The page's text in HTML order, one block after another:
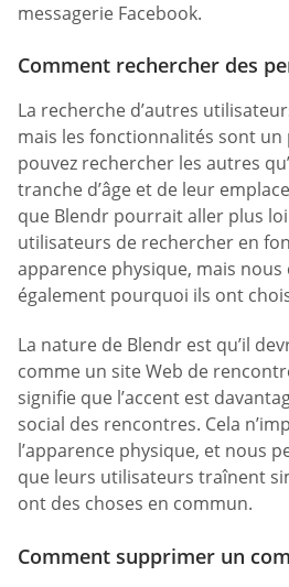
messagerie Facebook.
Comment rechercher des
La recherche d’autres
mais les fonctionnalités sont un
pouvez rechercher les autres
tranche d’âge et de leur
que Blendr pourrait aller plus
utilisateurs de rechercher en
apparence physique, mais
également pourquoi ils ont
La nature de Blendr est qu’il
comme un site Web de
signifie que l’accent est
social des rencontres. Cela
l’apparence physique, et nous
que leurs utilisateurs traînent
ont des choses en commun.
Comment supprimer un